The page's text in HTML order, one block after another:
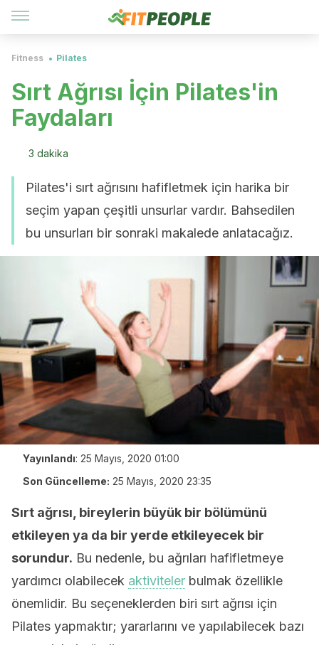
Fitness Pilates
Sırt Ağrısı İçin Pilates'in
Faydaları
3 dakika
Pilates'i sırt ağrısını hafifletmek için harika bir
seçim yapan çeşitli unsurlar vardır. Bahsedilen
bu unsurları bir sonraki makalede anlatacağız.
Yayınlandı: 25 Mayıs, 2020 01:00
Son Güncelleme: 25 Mayıs, 2020 23:35
Sırt ağrısı, bireylerin büyük bir bölümünü
etkileyen ya da bir yerde etkileyecek bir
sorundur. Bu nedenle, bu ağrıları hafifletmeye
yardımcı olabilecek aktiviteler bulmak özellikle
önemlidir. Bu seçeneklerden biri sırt ağrısı için
Pilates yapmaktır; yararlarını ve yapılabilecek bazı